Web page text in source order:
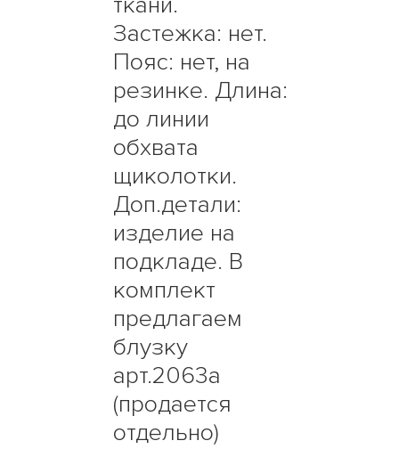
Застежка: нет.
Пояс: нет, на
резинке. Длина:
до линии
обхвата
щиколотки.
Доп.детали:
изделие на
подкладе. В
комплект
предлагаем
блузку
арт.2063а
(продается
отдельно)